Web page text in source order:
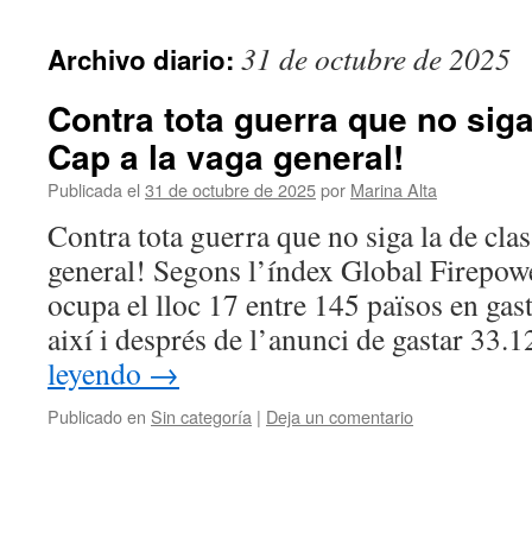
Archivo diario: 31 de octubre de 2025
Contra tota guerra que no
Cap a la vaga general!
Publicada el 31 de octubre de 2025por Marina Alta
Contra tota guerra que no siga la de
general! Segons l’índex Global
ocupa el lloc 17 entre 145 països en
així i després de l’anunci de gastar
leyendo →
Publicado en Sin categoría | Deja un comentario